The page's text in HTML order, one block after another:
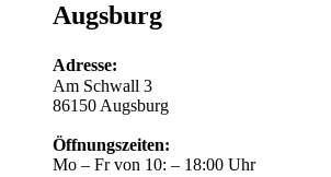
Augsburg
Adresse:
Am Schwall 3
86150 Augsburg
Öffnungszeiten:
Mo – Fr von 10: – 18:00 Uhr